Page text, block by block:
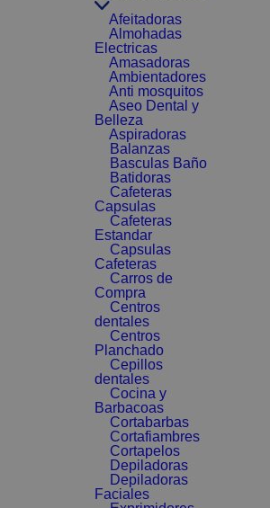
Afeitadoras
Almohadas
Electricas
Amasadoras
Ambientadores
Anti mosquitos
Aseo Dental y
Belleza
Aspiradoras
Balanzas
Basculas Baño
Batidoras
Cafeteras
Capsulas
Cafeteras
Estandar
Capsulas
Cafeteras
Carros de
Compra
Centros
dentales
Centros
Planchado
Cepillos
dentales
Cocina y
Barbacoas
Cortabarbas
Cortafiambres
Cortapelos
Depiladoras
Depiladoras
Faciales